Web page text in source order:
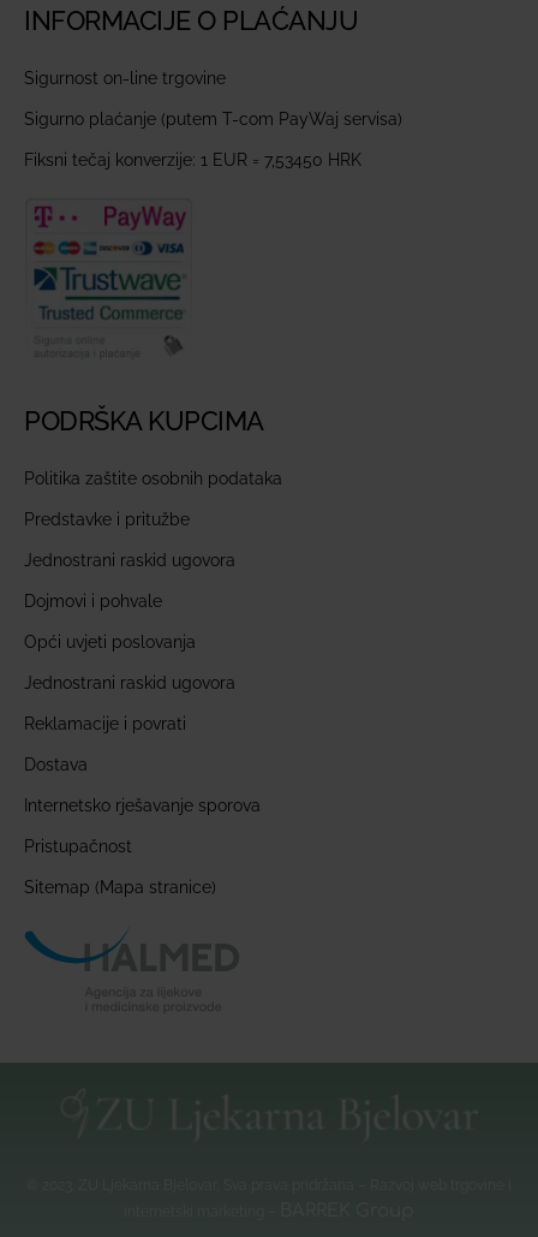
INFORMACIJE O PLAĆANJU
Sigurnost on-line trgovine
Sigurno plaćanje (putem T-com PayWaj servisa)
Fiksni tečaj konverzije: 1 EUR = 7,53450 HRK
PODRŠKA KUPCIMA
Politika zaštite osobnih podataka
Predstavke i pritužbe
Jednostrani raskid ugovora
Dojmovi i pohvale
Opći uvjeti poslovanja
Jednostrani raskid ugovora
Reklamacije i povrati
Dostava
Internetsko rješavanje sporova
Pristupačnost
Sitemap (Mapa stranice)